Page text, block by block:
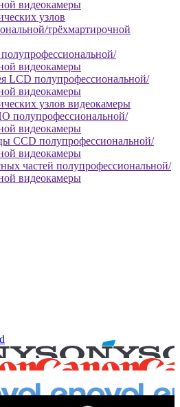
видеокамеры
узлов
трёхмартирочной
видеокамеры
LCD полупрофессиональной/
видеокамеры
узлов видеокамеры
полупрофессиональной/
видеокамеры
CCD полупрофессиональной/
видеокамеры
частей полупрофессиональной/
видеокамеры